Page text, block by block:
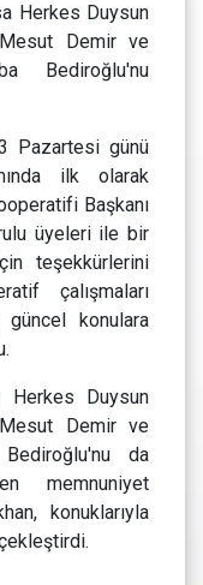
Herkes Duysun
Mesut Demir ve
Bediroğlu'nu
Pazartesi günü
ilk olarak
Başkanı
üyeleri ile bir
teşekkürlerini
çalışmaları
konulara
Herkes Duysun
Mesut Demir ve
da
memnuniyet
konuklarıyla